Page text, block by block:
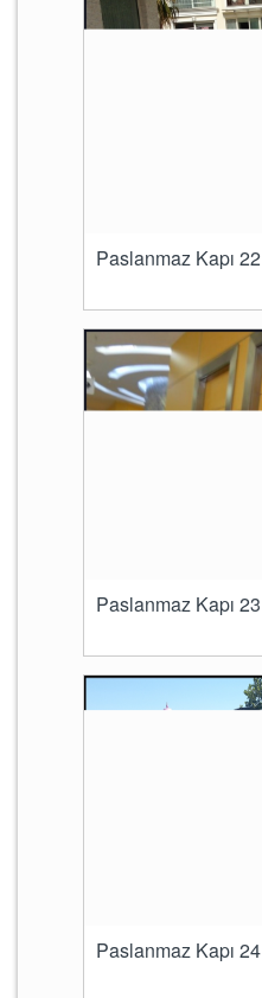
Paslanmaz Kapı 22
Paslanmaz Kapı 23
Paslanmaz Kapı 24